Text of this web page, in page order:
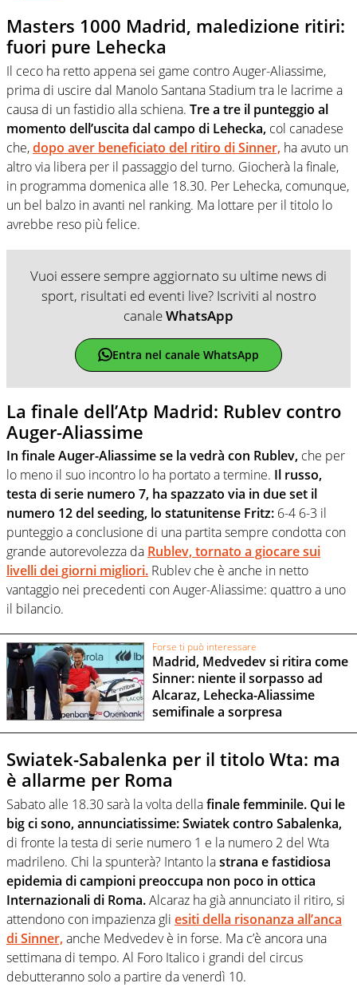
Masters 1000 Madrid, maledizione ritiri:
fuori pure Lehecka
Il ceco ha retto appena sei game contro Auger-Aliassime,
prima di uscire dal Manolo Santana Stadium tra le lacrime a
causa di un fastidio alla schiena. Tre a tre il punteggio al
momento dell’uscita dal campo di Lehecka, col canadese
che,dopo aver beneficiato del ritiro di Sinner, ha avuto un
altro via libera per il passaggio del turno. Giocherà la finale,
in programma domenica alle 18.30. Per Lehecka, comunque,
un bel balzo in avanti nel ranking. Ma lottare per il titolo lo
avrebbe reso più felice.
Vuoi essere sempre aggiornato su ultime news di
sport, risultati ed eventi live? Iscriviti al nostro
canaleWhatsApp
Entra nel canale WhatsApp
La finale dell’Atp Madrid: Rublev contro
Auger-Aliassime
In finale Auger-Aliassime se la vedrà con Rublev, che per
lo meno il suo incontro lo ha portato a termine. Il russo,
testa di serie numero 7, ha spazzato via in due set il
numero 12 del seeding, lo statunitense Fritz: 6-4 6-3 il
punteggio a conclusione di una partita sempre condotta con
grande autorevolezza da Rublev, tornato a giocare sui
livelli dei giorni migliori. Rublev che è anche in netto
vantaggio nei precedenti con Auger-Aliassime: quattro a uno
il bilancio.
Forse ti può interessare
Madrid, Medvedev si ritira come
Sinner: niente il sorpasso ad
Alcaraz, Lehecka-Aliassime
semifinale a sorpresa
Swiatek-Sabalenka per il titolo Wta: ma
è allarme per Roma
Sabato alle 18.30 sarà la volta dellafinale femminile. Qui le
big ci sono, annunciatissime: Swiatek contro Sabalenka,
di fronte la testa di serie numero 1 e la numero 2 del Wta
madrileno. Chi la spunterà? Intanto lastrana e fastidiosa
epidemia di campioni preoccupa non poco in ottica
Internazionali di Roma.Alcaraz ha già annunciato il ritiro, si
attendono con impazienza gli esiti della risonanza all’anca
di Sinner,anche Medvedev è in forse. Ma c’è ancora una
settimana di tempo. Al Foro Italico i grandi del circus
debutteranno solo a partire da venerdì 10.